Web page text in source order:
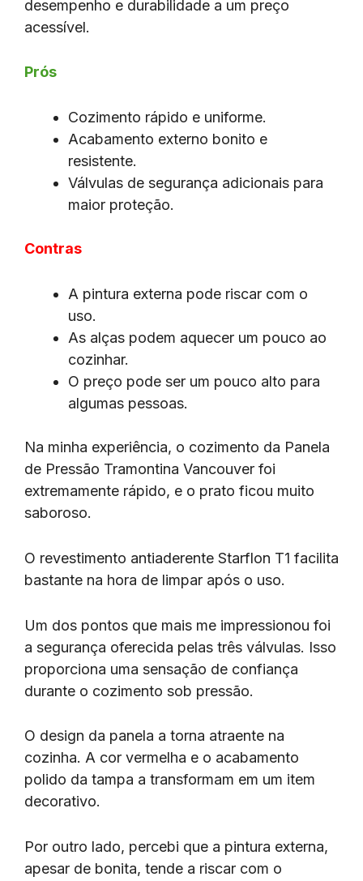
desempenho e durabilidade a um preço
acessível.
Prós
Cozimento rápido e uniforme.
Acabamento externo bonito e
resistente.
Válvulas de segurança adicionais para
maior proteção.
Contras
A pintura externa pode riscar com o
uso.
As alças podem aquecer um pouco ao
cozinhar.
O preço pode ser um pouco alto para
algumas pessoas.
Na minha experiência, o cozimento da Panela
de Pressão Tramontina Vancouver foi
extremamente rápido, e o prato ficou muito
saboroso.
O revestimento antiaderente Starflon T1 facilita
bastante na hora de limpar após o uso.
Um dos pontos que mais me impressionou foi
a segurança oferecida pelas três válvulas. Isso
proporciona uma sensação de confiança
durante o cozimento sob pressão.
O design da panela a torna atraente na
cozinha. A cor vermelha e o acabamento
polido da tampa a transformam em um item
decorativo.
Por outro lado, percebi que a pintura externa,
apesar de bonita, tende a riscar com o